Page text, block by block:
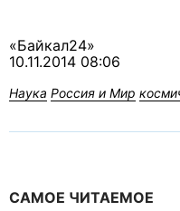
«Байкал24»
10.11.2014 08:06
Наука Россия и Мир
САМОЕ ЧИТАЕМОЕ